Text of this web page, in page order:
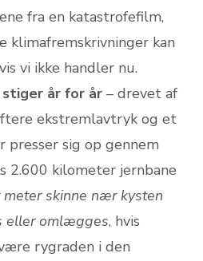
fra en katastrofefilm,
klimafremskrivninger kan
vi ikke handler nu.
år for år – drevet af
ekstremlavtryk og et
presser sig op gennem
2.600 kilometer jernbane
meter skinne nær kysten
eller omlægges, hvis
rygraden i den